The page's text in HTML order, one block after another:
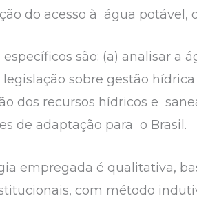
do acesso à água
específicos são: (a) analisar a
sobre gestão
dos recursos hídricos e
de adaptação para o Brasil.
empregada é qualitativa,
com método